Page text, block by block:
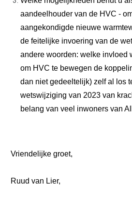
aandeelhouder van de HVC -
aangekondigde nieuwe
de feitelijke invoering van de
andere woorden: welke invloed
om HVC te bewegen de
dan niet gedeeltelijk) zelf al los
wetswijziging van 2023 van
belang van veel inwoners van
Vriendelijke groet,
Ruud van Lier,